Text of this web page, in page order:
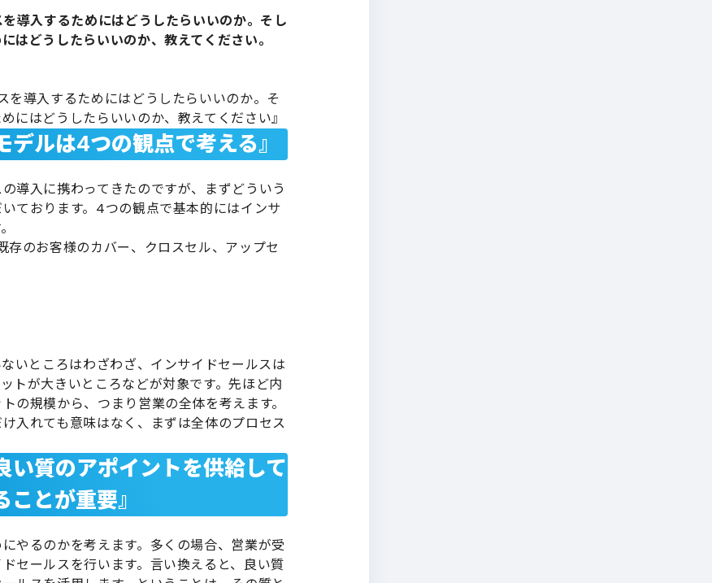
を導入するためにはどうしたらいいのか。そし
はどうしたらいいのか、教えてください。
を導入するためにはどうしたらいいのか。そ
にはどうしたらいいのか、教えてください』
デルは4つの観点で考える』
導入に携わってきたのですが、まずどういう
ております。4つの観点で基本的にはインサ
のお客様のカバー、クロスセル、アップセ
いところはわざわざ、インサイドセールスは
トが大きいところなどが対象です。先ほど内
の規模から、つまり営業の全体を考えます。
入れても意味はなく、まずは全体のプロセス
い質のアポイントを供給して
とが重要』
やるのかを考えます。多くの場合、営業が受
セールスを行います。言い換えると、良い質